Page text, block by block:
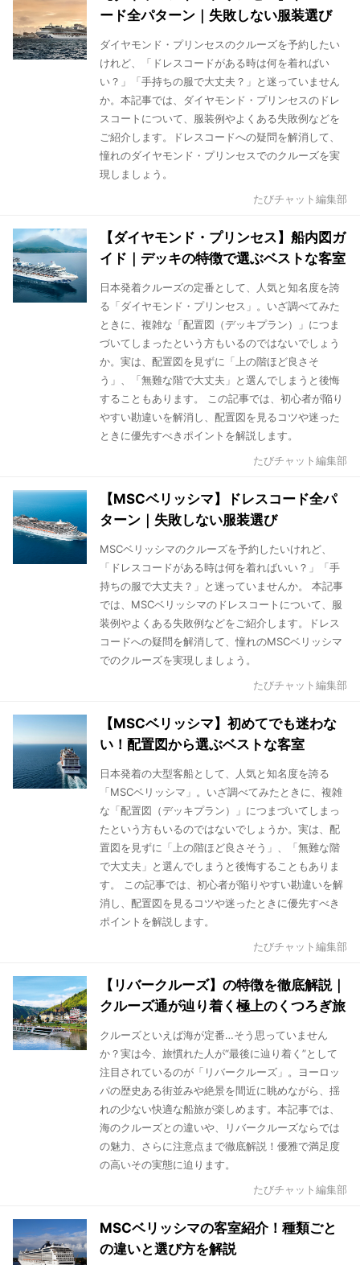
ード全パターン｜失敗しない服装選び
ダイヤモンド・プリンセスのクルーズを予約したい
けれど、「ドレスコードがある時は何を着ればい
い？」「手持ちの服で大丈夫？」と迷っていません
か。本記事では、ダイヤモンド・プリンセスのドレ
スコートについて、服装例やよくある失敗例などを
ご紹介します。ドレスコードへの疑問を解消して、
憧れのダイヤモンド・プリンセスでのクルーズを実
現しましょう。
たびチャット編集部
【ダイヤモンド・プリンセス】船内図ガ
イド｜デッキの特徴で選ぶベストな客室
日本発着クルーズの定番として、人気と知名度を誇
る「ダイヤモンド・プリンセス」。いざ調べてみた
ときに、複雑な「配置図（デッキプラン）」につま
づいてしまったという方もいるのではないでしょう
か。実は、配置図を見ずに「上の階ほど良さそ
う」、「無難な階で大丈夫」と選んでしまうと後悔
することもあります。 この記事では、初心者が陥り
やすい勘違いを解消し、配置図を見るコツや迷った
ときに優先すべきポイントを解説します。
たびチャット編集部
【MSCベリッシマ】ドレスコード全パ
ターン｜失敗しない服装選び
MSCベリッシマのクルーズを予約したいけれど、
「ドレスコードがある時は何を着ればいい？」「手
持ちの服で大丈夫？」と迷っていませんか。 本記事
では、MSCベリッシマのドレスコートについて、服
装例やよくある失敗例などをご紹介します。ドレス
コードへの疑問を解消して、憧れのMSCベリッシマ
でのクルーズを実現しましょう。
たびチャット編集部
【MSCベリッシマ】初めてでも迷わな
い！配置図から選ぶベストな客室
日本発着の大型客船として、人気と知名度を誇る
「MSCベリッシマ」。いざ調べてみたときに、複雑
な「配置図（デッキプラン）」につまづいてしまっ
たという方もいるのではないでしょうか。実は、配
置図を見ずに「上の階ほど良さそう」、「無難な階
で大丈夫」と選んでしまうと後悔することもありま
す。 この記事では、初心者が陥りやすい勘違いを解
消し、配置図を見るコツや迷ったときに優先すべき
ポイントを解説します。
たびチャット編集部
【リバークルーズ】の特徴を徹底解説｜
クルーズ通が辿り着く極上のくつろぎ旅
クルーズといえば海が定番…そう思っていません
か？実は今、旅慣れた人が“最後に辿り着く”として
注目されているのが「リバークルーズ」。ヨーロッ
パの歴史ある街並みや絶景を間近に眺めながら、揺
れの少ない快適な船旅が楽しめます。本記事では、
海のクルーズとの違いや、リバークルーズならでは
の魅力、さらに注意点まで徹底解説！優雅で満足度
の高いその実態に迫ります。
たびチャット編集部
MSCベリッシマの客室紹介！種類ごと
の違いと選び方を解説